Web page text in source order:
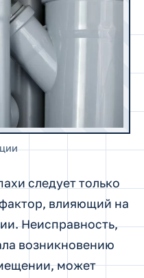
следует только
влияющий на
Неисправность,
возникновению
может